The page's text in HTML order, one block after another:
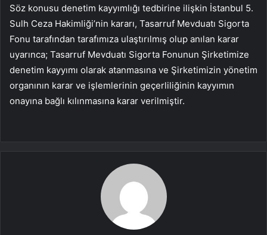
Söz konusu denetim kayyımlığı tedbirine ilişkin İstanbul 5.
Sulh Ceza Hakimliği’nin kararı, Tasarruf Mevduatı Sigorta
Fonu tarafından tarafımıza ulaştırılmış olup anılan karar
uyarınca; Tasarruf Mevduatı Sigorta Fonunun Şirketimize
denetim kayyımı olarak atanmasına ve Şirketimizin yönetim
organının karar ve işlemlerinin geçerliliğinin kayyımın
onayına bağlı kılınmasına karar verilmiştir.